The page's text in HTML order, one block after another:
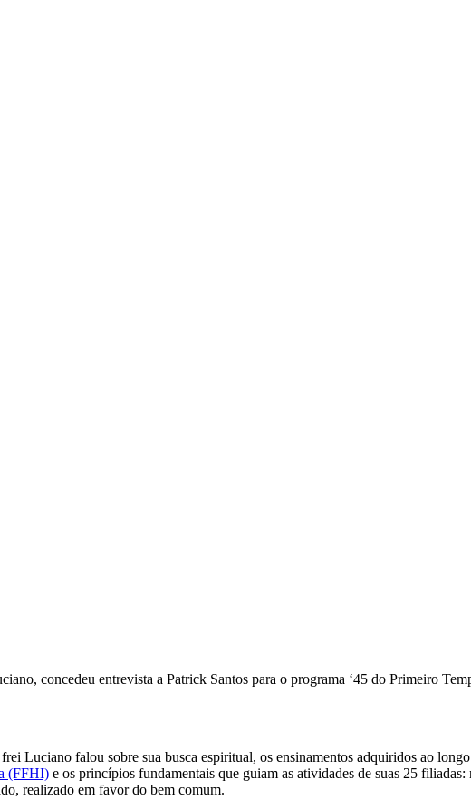
concedeu entrevista a Patrick Santos para o programa ‘45 do Primeiro
Luciano falou sobre sua busca espiritual, os ensinamentos adquiridos ao
(FFHI) e os princípios fundamentais que guiam as atividades de suas 25
realizado em favor do bem comum.